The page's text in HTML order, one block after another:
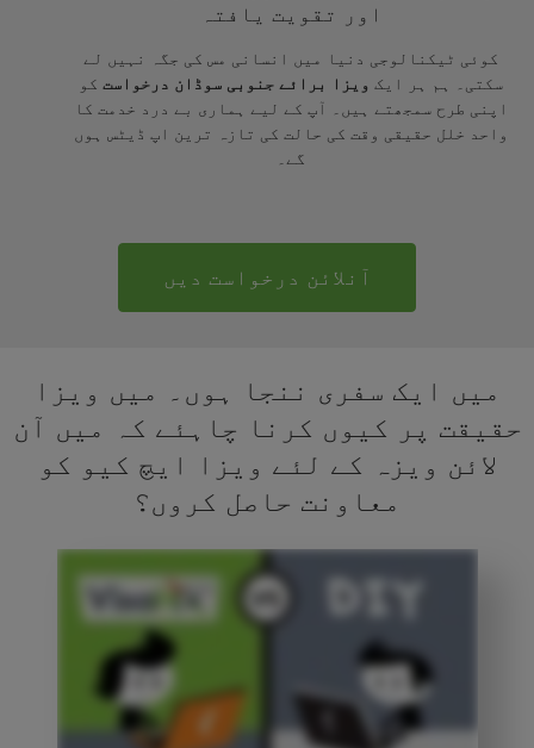
اور تقویت یافتہ
کوئی ٹیکنالوجی دنیا میں انسانی مس کی جگہ نہیں لے
سکتی۔ ہم ہر ایک ویزا برائے جنوبی سوڈان درخواست کو
اپنی طرح سمجھتے ہیں۔ آپ کے لیے ہماری بے درد خدمت کا
واحد خلل حقیقی وقت کی حالت کی تازہ ترین اپ ڈیٹس ہوں
گے۔
آنلائن درخواست دیں
میں ایک سفری ننجا ہوں۔ میں ویزا
حقیقت پر کیوں کرنا چاہئے کہ میں آن
لائن ویزہ کے لئے ویزا ایچ کیو کو
معاونت حاصل کروں؟